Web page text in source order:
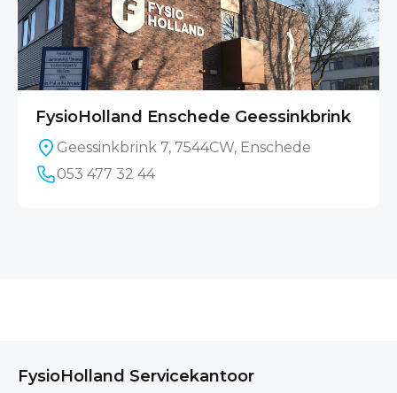
FysioHolland Enschede Geessinkbrink
Geessinkbrink 7, 7544CW, Enschede
053 477 32 44
FysioHolland Servicekantoor